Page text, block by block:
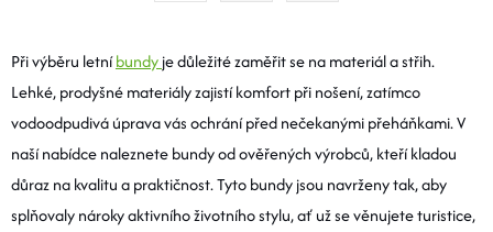
D
A
C
Í
Á
N
K
O
V
Á
Při výběru letníbundyje důležité zaměřit se na materiál a střih.
Lehké, prodyšné materiály zajistí komfort při nošení, zatímco
vodoodpudivá úprava vás ochrání před nečekanými přeháňkami. V
naší nabídce naleznete bundy od ověřených výrobců, kteří kladou
důraz na kvalitu a praktičnost. Tyto bundy jsou navrženy tak, aby
splňovaly nároky aktivního životního stylu, ať už se věnujete turistice,